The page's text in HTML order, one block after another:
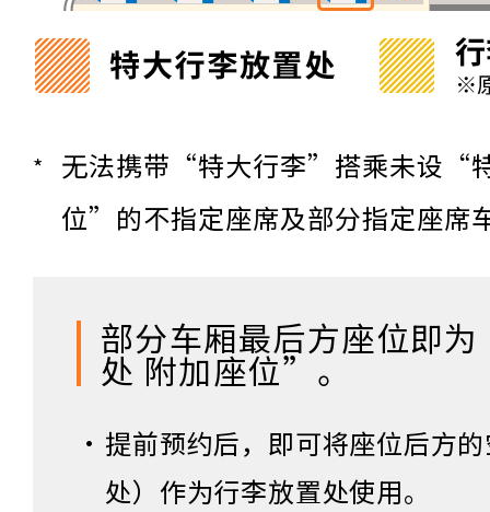
无法携带“特大行李”搭乘未设“
位”的不指定座席及部分指定座席
部分车厢最后方座位即
处 附加座位”。
提前预约后，即可将座位后方
处）作为行李放置处使用。